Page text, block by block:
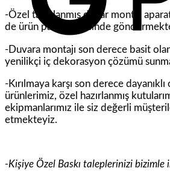
-Özel tasarlanmış duvar montaj
de ürün paket içerisinde
-Duvara montajı son derece basit
yenilikçi iç dekorasyon çözümü
-Kırılmaya karşı son derece
ürünlerimiz, özel hazırlanmış
ekipmanlarımız ile siz değerli
etmekteyiz.
-Kişiye Özel Baskı taleplerinizi bizimle